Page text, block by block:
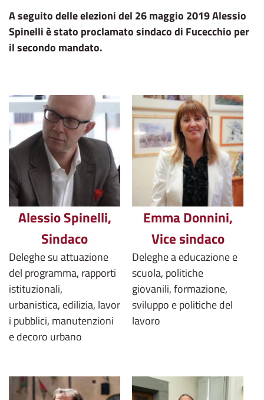
A seguito delleelezioni del 26 maggio 2019 Alessio
Spinelli è stato proclamato sindaco di Fucecchio per
il secondo mandato.
Alessio Spinelli,
Sindaco
Deleghe su attuazione
del programma, rapporti
istituzionali,
urbanistica, edilizia, lavor
i pubblici, manutenzioni
e decoro urbano
Emma Donnini,
Vice sindaco
Deleghe a educazione e
scuola, politiche
giovanili, formazione,
sviluppo e politiche del
lavoro